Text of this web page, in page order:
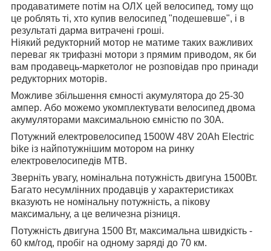
продаватимете потім на ОЛХ цей велосипед, тому що
це роблять ті, хто купив велосипед "подешевше", і в
результаті дарма витрачені гроші.
Ніякий редукторний мотор не матиме таких важливих
переваг як трифазні мотори з прямим приводом, як би
вам продавець-маркетолог не розповідав про принади
редукторних моторів.
Можливе збільшення ємності акумулятора до 25-30
ампер. Або можемо укомплектувати велосипед двома
акумуляторами максимальною ємністю по 30А.
Потужний електровелосипед 1500W 48V 20Ah Electric
bike із найпотужнішим мотором на ринку
електровелосипедів MTB.
Зверніть увагу, номінальна потужність двигуна 1500Вт.
Багато несумлінних продавців у характеристиках
вказують не номінальну потужність, а пікову
максимальну, а це величезна різниця.
Потужність двигуна 1500 Вт, максимальна швидкість -
60 км/год, пробіг на одному заряді до 70 км.